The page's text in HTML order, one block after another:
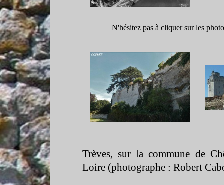
N'hésitez pas à cliquer sur les
Trèves, sur la commune de
Loire (photographe : Robert